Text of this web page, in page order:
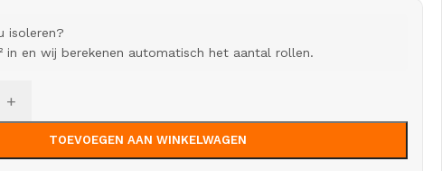
isoleren?
in en wij berekenen automatisch het aantal rollen.
+
TOEVOEGEN AAN WINKELWAGEN